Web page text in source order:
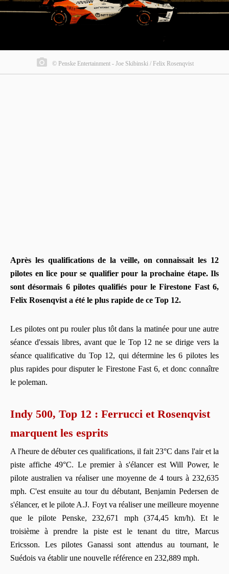
© Penske Entertainment - Joe Skibinski / Felix Rosenqvist
Après les qualifications de la veille, on connaissait les 12
pilotes en lice pour se qualifier pour la prochaine étape. Ils
sont désormais 6 pilotes qualifiés pour le Firestone Fast 6,
Felix Rosenqvist a été le plus rapide de ce Top 12.
Les pilotes ont pu rouler plus tôt dans la matinée pour une autre
séance d'essais libres, avant que le Top 12 ne se dirige vers la
séance qualificative du Top 12, qui détermine les 6 pilotes les
plus rapides pour disputer le Firestone Fast 6, et donc connaître
le poleman.
Indy 500, Top 12 : Ferrucci et Rosenqvist
marquent les esprits
A l'heure de débuter ces qualifications, il fait 23°C dans l'air et la
piste affiche 49°C. Le premier à s'élancer est Will Power, le
pilote australien va réaliser une moyenne de 4 tours à 232,635
mph. C'est ensuite au tour du débutant, Benjamin Pedersen de
s'élancer, et le pilote A.J. Foyt va réaliser une meilleure moyenne
que le pilote Penske, 232,671 mph (374,45 km/h). Et le
troisième à prendre la piste est le tenant du titre, Marcus
Ericsson. Les pilotes Ganassi sont attendus au tournant, le
Suédois va établir une nouvelle référence en 232,889 mph.